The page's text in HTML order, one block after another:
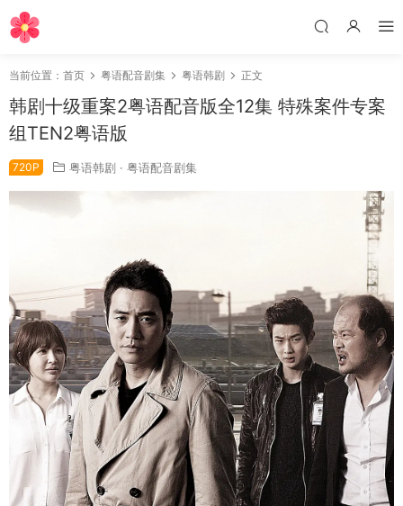
当前位置： 首页 粤语配音剧集 粤语韩剧 正文
韩剧十级重案2粤语配音版全12集 特殊案件专案
组TEN2粤语版
720P 粤语韩剧 · 粤语配音剧集